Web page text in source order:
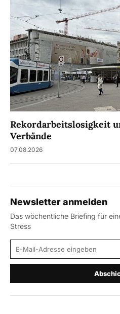
Rekordarbeitslosigkeit
Verbände
07.08.2026
Newsletter anmelden
Das wöchentliche Briefing für
Stress
E-Mail-Adresse